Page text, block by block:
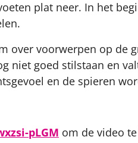
plat neer. In het
over voorwerpen op de
niet goed stilstaan en
en de spieren
pLGM om de video